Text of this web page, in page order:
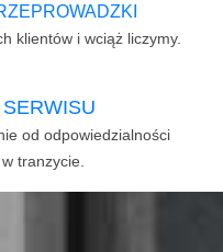
klientów i wciąż liczymy.
od odpowiedzialności
tranzycie.